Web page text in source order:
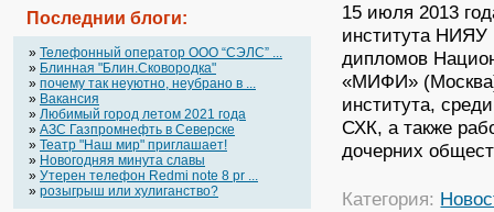
Последнии блоги:
» Телефонный оператор OOO “СЭЛС” ...
» Блинная "Блин.Сковородка"
» почему так неуютно, неубрано в ...
» Вакансия
» Любимый город летом 2021 года
» АЗС Газпромнефть в Северске
» Театр "Наш мир" приглашает!
» Новогодняя минута славы
» Утерен телефон Redmi note 8 pr ...
» розыгрыш или хулиганство?
15 июля 2013
института НИЯУ
дипломов
«МИФИ» (Москва)
института,
СХК, а также
дочерних
Категория: